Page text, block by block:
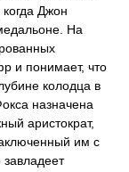
Джон
На
и понимает, что
колодца в
назначена
аристократ,
им с